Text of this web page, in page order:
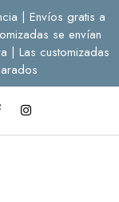
| Envíos gratis a
se envían
| Las customizadas